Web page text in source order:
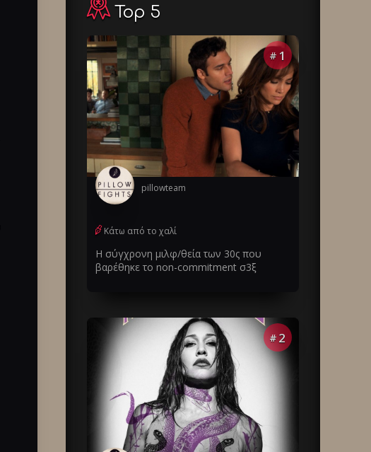
Top 5
# 1
pillowteam
Κάτω από το χαλί
Η σύγχρονη μιλφ/θεία των 30ς που
βαρέθηκε το non-commitment σ3ξ
# 2